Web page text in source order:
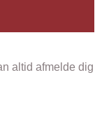
altid afmelde dig